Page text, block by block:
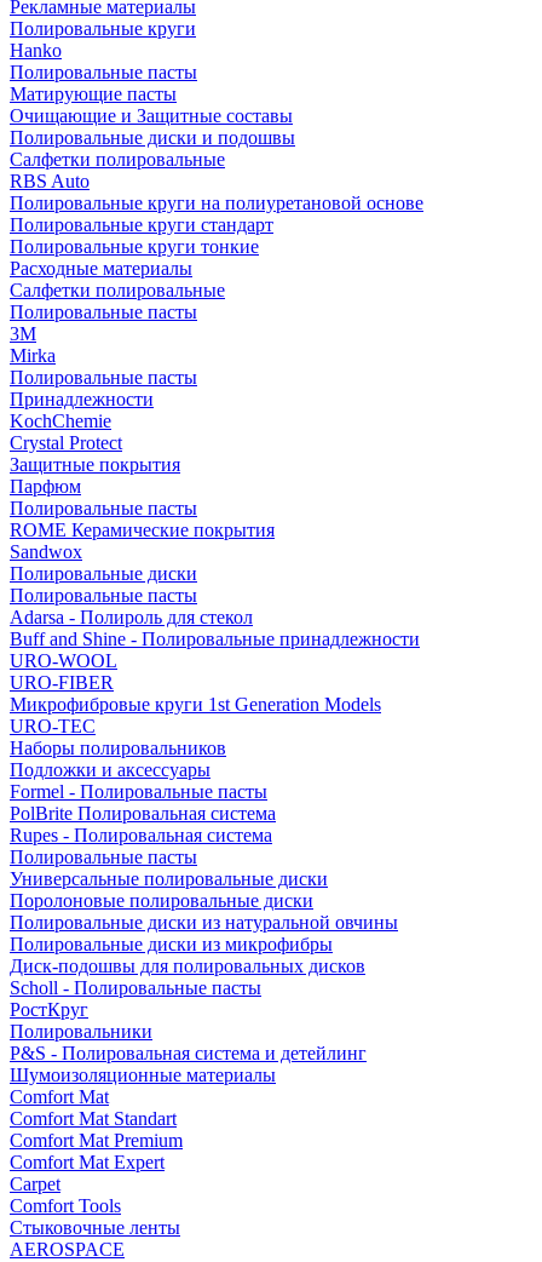
Рекламные материалы
Полировальные круги
Hanko
Полировальные пасты
Матирующие пасты
Очищающие и Защитные составы
Полировальные диски и подошвы
Салфетки полировальные
RBS Auto
Полировальные круги на полиуретановой основе
Полировальные круги стандарт
Полировальные круги тонкие
Расходные материалы
Салфетки полировальные
Полировальные пасты
3М
Mirka
Полировальные пасты
Принадлежности
KochChemie
Crystal Protect
Защитные покрытия
Парфюм
Полировальные пасты
ROME Керамические покрытия
Sandwox
Полировальные диски
Полировальные пасты
Adarsa - Полироль для стекол
Buff and Shine - Полировальные принадлежности
URO-WOOL
URO-FIBER
Микрофибровые круги 1st Generation Models
URO-TEC
Наборы полировальников
Подложки и аксессуары
Formel - Полировальные пасты
PolBrite Полировальная система
Rupes - Полировальная система
Полировальные пасты
Универсальные полировальные диски
Поролоновые полировальные диски
Полировальные диски из натуральной овчины
Полировальные диски из микрофибры
Диск-подошвы для полировальных дисков
Scholl - Полировальные пасты
РостКруг
Полировальники
P&S - Полировальная система и детейлинг
Шумоизоляционные материалы
Comfort Mat
Comfort Mat Standart
Comfort Mat Premium
Comfort Mat Expert
Carpet
Comfort Tools
Стыковочные ленты
AEROSPACE